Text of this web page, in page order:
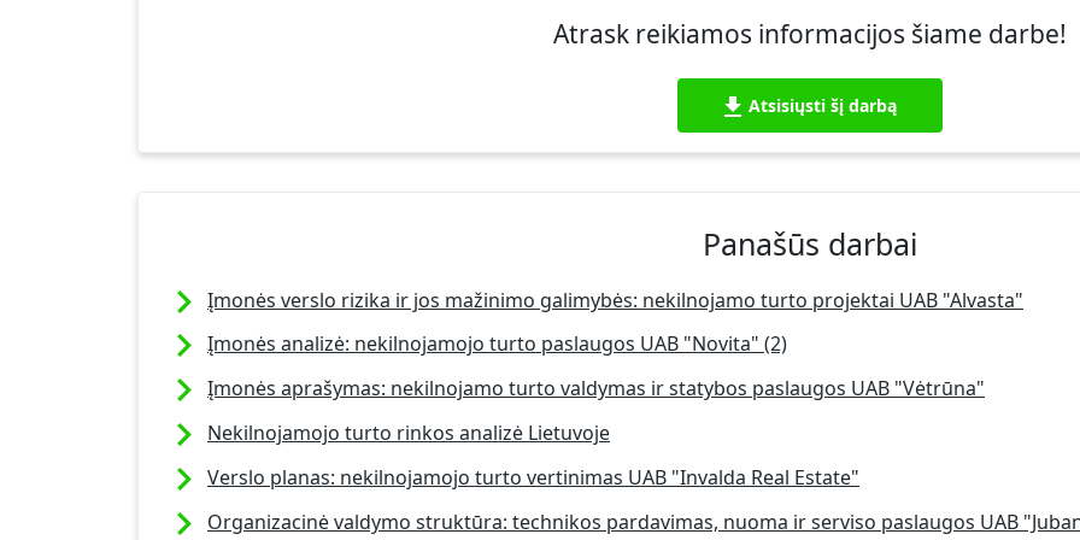
Atrask reikiamos informacijos šiame darbe!
Atsisiųsti šį darbą
Panašūs darbai
Įmonės verslo rizika ir jos mažinimo galimybės: nekilnojamo turto projektai UAB "Alvasta"
Įmonės analizė: nekilnojamojo turto paslaugos UAB "Novita" (2)
Įmonės aprašymas: nekilnojamo turto valdymas ir statybos paslaugos UAB "Vėtrūna"
Nekilnojamojo turto rinkos analizė Lietuvoje
Verslo planas: nekilnojamojo turto vertinimas UAB "Invalda Real Estate"
Organizacinė valdymo struktūra: technikos pardavimas, nuoma ir serviso paslaugos UAB